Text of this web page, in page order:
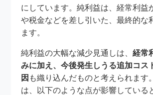
にしています。純利益は、経常利益
や税金などを差し引いた、最終的な
ます。
純利益の大幅な減少見通しは、経常
みに加え、今後発生しうる追加コス
因 も織り込んだものと考えられます
は、以下のような点が影響している